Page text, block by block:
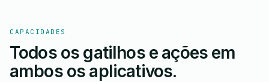
CAPACIDADES
Todos os gatilhos e ações em
ambos os aplicativos.